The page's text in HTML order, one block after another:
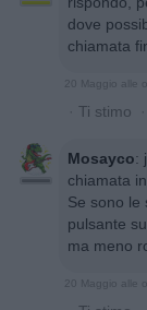
dove
chiamata
20 Maggio alle
· Ti stimo ·
Mosayco:
chiamata
Se sono le
pulsante
ma meno
20 Maggio alle